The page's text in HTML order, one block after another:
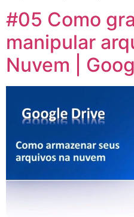
#05 Como
manipular
Nuvem |